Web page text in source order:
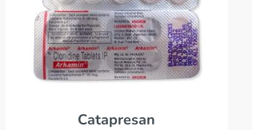
Catapresan